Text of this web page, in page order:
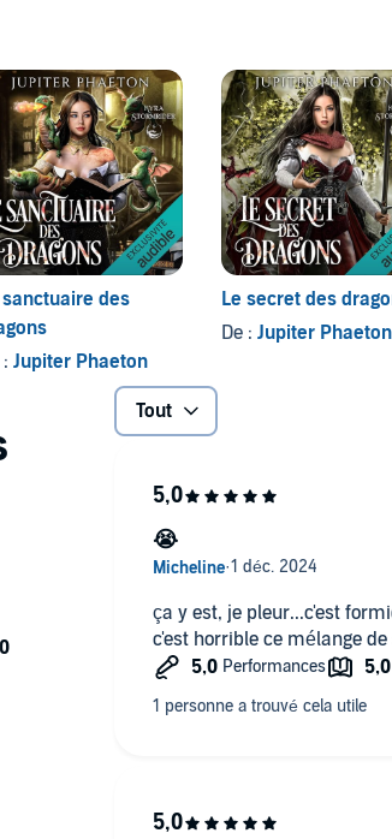
sanctuaire des
:Jupiter Phaeton
Le secret des
De : Jupiter Phaeton
Tout
ça y est, je pleur...c'est
c'est horrible ce mélange
😭